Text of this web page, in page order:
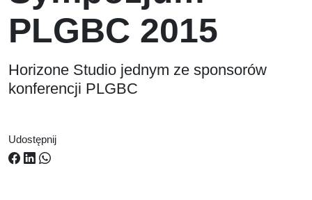
PLGBC 2015
Horizone Studio jednym ze sponsorów
konferencji PLGBC
Udostępnij